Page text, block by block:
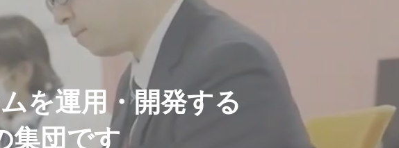
ムを運用 ・開発する
集団です